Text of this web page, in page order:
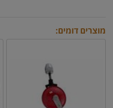
מוצרים דומים: